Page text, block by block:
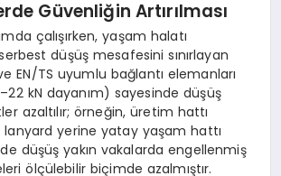
Güvenliğin Artırılması
çalışırken, yaşam halatı
serbest düşüş mesafesini sınırlayan
EN/TS uyumlu bağlantı elemanları
kN dayanım) sayesinde düşüş
azaltılır; örneğin, üretim hattı
lanyard yerine yatay yaşam hattı
düşüş yakın vakalarda engellenmiş
ölçülebilir biçimde azalmıştır.